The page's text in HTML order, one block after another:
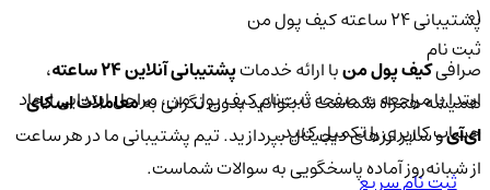
پشتیبانی ۲۴ ساعته کیف پول من
صرافیکیف پول منبا ارائه خدماتپشتیبانی آنلاین ۲۴ ساعته
،
همیشه همراه شماست تا بتوانید بدون نگرانی بهمعاملات اسکای
ای‌آیو سایر ارزهای دیجیتال بپردازید. تیم پشتیبانی ما در هر ساعت
از شبانه‌روز آماده پاسخگویی به سوالات شماست.
01
ثبت نام
ابتدا با مراجعه به صفحه ثبت‌نام کیف‌ پول من، مراحل ابتدایی ایجاد
حساب کاربری را تکمیل کنید.
ثبت نام سریع